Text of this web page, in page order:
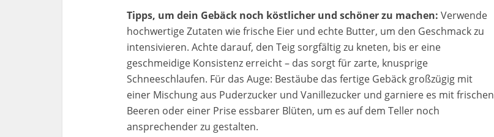
Tipps, um dein Gebäck noch köstlicher und schöner zu machen: Verwende
hochwertige Zutaten wie frische Eier und echte Butter, um den Geschmack zu
intensivieren. Achte darauf, den Teig sorgfältig zu kneten, bis er eine
geschmeidige Konsistenz erreicht – das sorgt für zarte, knusprige
Schneeschlaufen. Für das Auge: Bestäube das fertige Gebäck großzügig mit
einer Mischung aus Puderzucker und Vanillezucker und garniere es mit frischen
Beeren oder einer Prise essbarer Blüten, um es auf dem Teller noch
ansprechender zu gestalten.